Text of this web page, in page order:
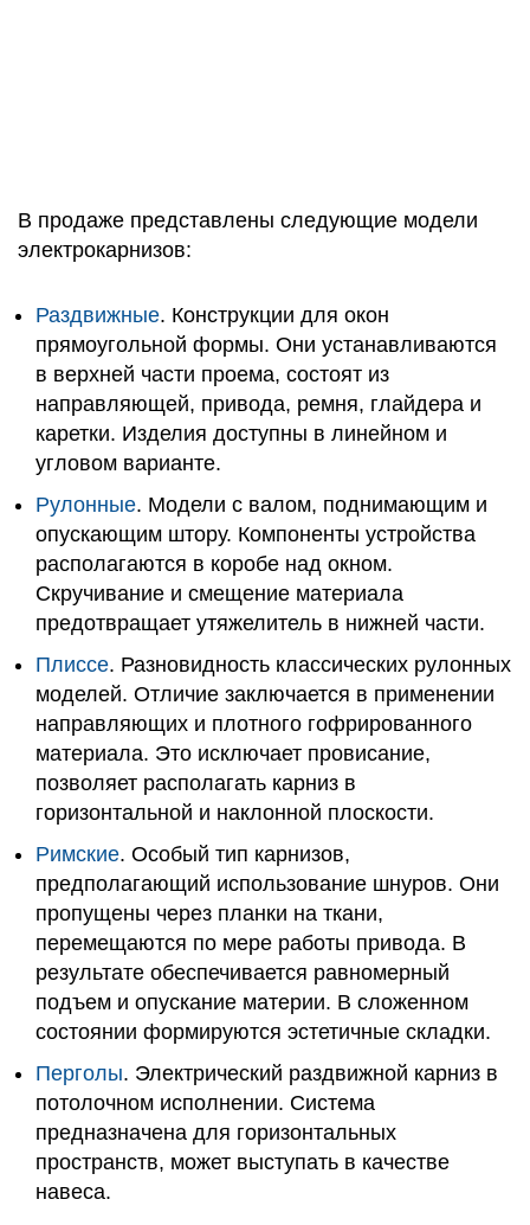
В продаже представлены следующие модели
электрокарнизов:
Раздвижные. Конструкции для окон
прямоугольной формы. Они устанавливаются
в верхней части проема, состоят из
направляющей, привода, ремня, глайдера и
каретки. Изделия доступны в линейном и
угловом варианте.
Рулонные. Модели с валом, поднимающим и
опускающим штору. Компоненты устройства
располагаются в коробе над окном.
Скручивание и смещение материала
предотвращает утяжелитель в нижней части.
Плиссе. Разновидность классических рулонных
моделей. Отличие заключается в применении
направляющих и плотного гофрированного
материала. Это исключает провисание,
позволяет располагать карниз в
горизонтальной и наклонной плоскости.
Римские. Особый тип карнизов,
предполагающий использование шнуров. Они
пропущены через планки на ткани,
перемещаются по мере работы привода. В
результате обеспечивается равномерный
подъем и опускание материи. В сложенном
состоянии формируются эстетичные складки.
Перголы. Электрический раздвижной карниз в
потолочном исполнении. Система
предназначена для горизонтальных
пространств, может выступать в качестве
навеса.